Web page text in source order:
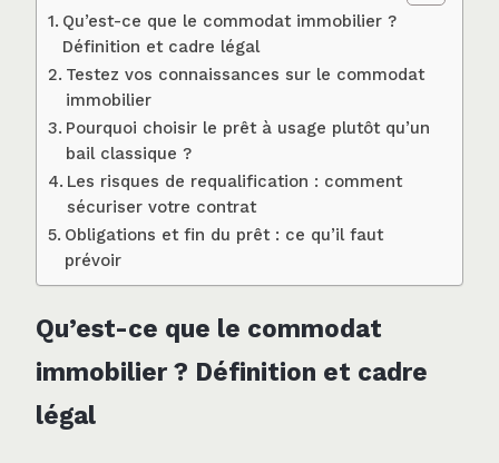
Qu’est-ce que le commodat immobilier ?
Définition et cadre légal
Testez vos connaissances sur le commodat
immobilier
Pourquoi choisir le prêt à usage plutôt qu’un
bail classique ?
Les risques de requalification : comment
sécuriser votre contrat
Obligations et fin du prêt : ce qu’il faut
prévoir
Qu’est-ce que le commodat
immobilier ? Définition et cadre
légal